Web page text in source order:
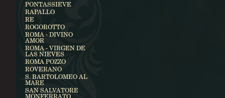
PONTASSIEVE
RAPALLO
RE
ROGOROTTO
ROMA - DIVINO
AMOR
ROMA - VIRGEN DE
LAS NIEVES
ROMA POZZO
ROVERANO
S. BARTOLOMEO AL
MARE
SAN SALVATORE
MONFERRATO